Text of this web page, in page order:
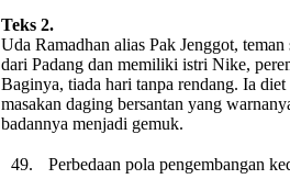
Teks 2.
Uda Ramadhan alias Pak Jenggot,
dari Padang dan memiliki istri Nike,
Baginya, tiada hari tanpa rendang. Ia
masakan daging bersantan yang
badannya menjadi gemuk.
49.
Perbedaan pola pengembangan